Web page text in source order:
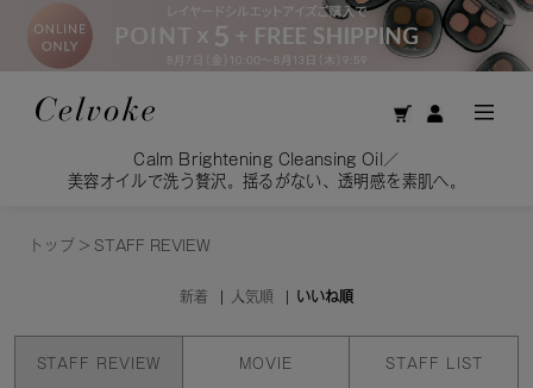
Calm Brightening Cleansing Oil／
美容オイルで洗う贅沢。揺るがない、透明感を素肌へ。
トップ > STAFF REVIEW
新着 人気順 いいね順
STAFF REVIEW MOVIE STAFF LIST